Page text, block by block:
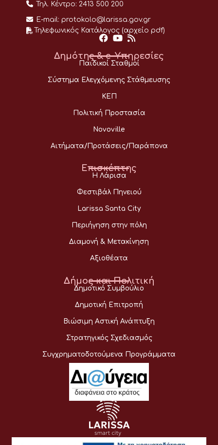
Τηλ. Κέντρο: 2413 500 200
E-mail: protokolo@larissa.gov.gr
Τηλεφωνικός Κατάλογος (αρχείο pdf)
Δημότης & e-Υπηρεσίες
Παιδικοί Σταθμοί
Σύστημα Ελεγχόμενης Στάθμευσης
ΚΕΠ
Πολιτική Προστασία
Novoville
Αιτήματα/Προτάσεις/Παράπονα
Επισκέπτης
Η Λάρισα
Φεστιβάλ Πηνειού
Larissa Santa City
Περιήγηση στην πόλη
Διαμονή & Μετακίνηση
Αξιοθέατα
Δήμος και Πολιτική
Δημοτικό Συμβούλιο
Δημοτική Επιτροπή
Βιώσιμη Αστική Ανάπτυξη
Στρατηγικός Σχεδιασμός
Συγχρηματοδοτούμενα Προγράμματα